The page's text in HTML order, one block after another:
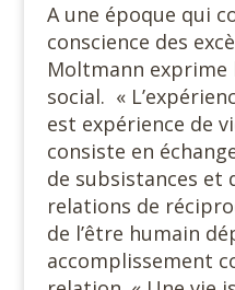
A une époque qui
conscience des
Moltmann exprime
social. «
est expérience de
consiste en
de subsistances et
relations de
de l’être humain
accomplissement